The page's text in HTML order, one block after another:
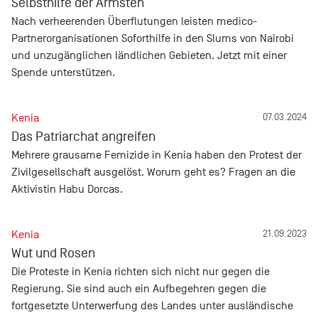
Nach verheerenden Überflutungen leisten medico-
Partnerorganisationen Soforthilfe in den Slums von Nairobi
und unzugänglichen ländlichen Gebieten. Jetzt mit einer
Spende unterstützen.
07.03.2024
Kenia
Das Patriarchat angreifen
Mehrere grausame Femizide in Kenia haben den Protest der
Zivilgesellschaft ausgelöst. Worum geht es? Fragen an die
Aktivistin Habu Dorcas.
21.09.2023
Kenia
Wut und Rosen
Die Proteste in Kenia richten sich nicht nur gegen die
Regierung. Sie sind auch ein Aufbegehren gegen die
fortgesetzte Unterwerfung des Landes unter ausländische